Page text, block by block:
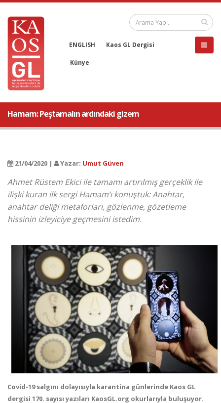
ENGLISH Kaos GL Dergisi
Künye
Hamam: Peştamalın ardındaki gizem
21/04/2020 | Yazar: Umut Güven
Ahmet Rüstem Ekici ile tamamı artırılmış gerçeklik ile
ilişki kuran ilk sergi Hamam’ı konuştuk: Anahtar,
anahtar deliği metaforları, gözlenme, gözetleme
hissinin izleyiciye geçmesini istedim.
Covid-19 salgını dolayısıyla karantina günlerinde Kaos GL
dergisi 170. sayısı yazıları KaosGL.org okurlarıyla buluşuyor.